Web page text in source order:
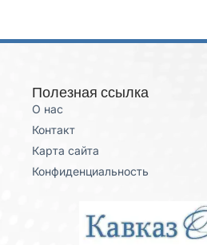
Полезная ссылка
О нас
Контакт
Карта сайта
Конфиденциальность